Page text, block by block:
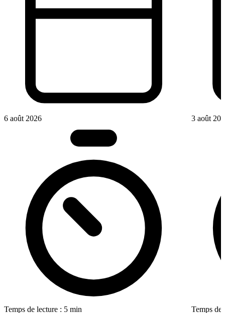
6 août 2026
Temps de lecture : 5 min
3 août
Temps de